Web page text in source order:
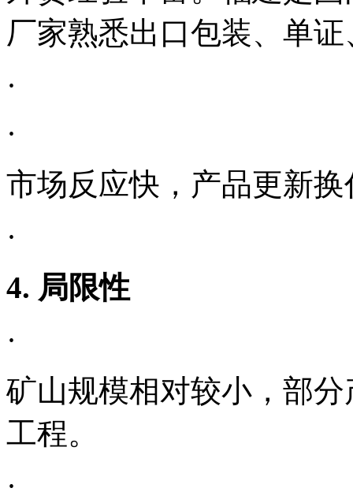
厂家熟悉出口包装、单
·
·
市场反应快，产品更新换
·
4. 局限性
·
矿山规模相对较小，部
工程。
·